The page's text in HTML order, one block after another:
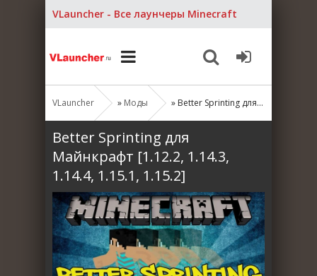
VLauncher - Все лаунчеры Minecraft
VLauncher » Моды » Better Sprinting для Майнкрафт [1.12.2, 1.14.3, 1.14.4, 1.15.1, 1.15.2]
Better Sprinting для
Майнкрафт [1.12.2, 1.14.3,
1.14.4, 1.15.1, 1.15.2]